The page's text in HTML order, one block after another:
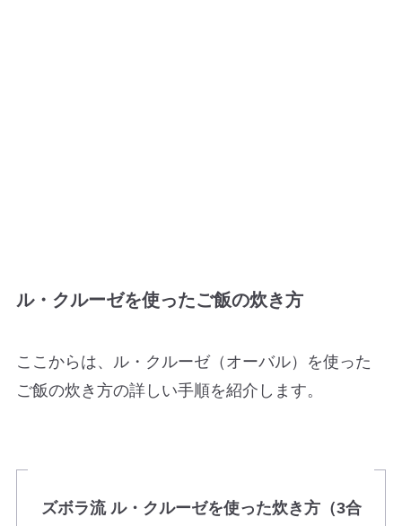
ル・クルーゼを使ったご飯の炊き方
ここからは、ル・クルーゼ（オーバル）を使った
ご飯の炊き方の詳しい手順を紹介します。
ズボラ流 ル・クルーゼを使った炊き方（3合